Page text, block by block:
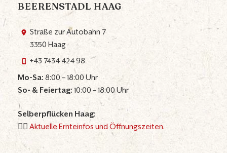
BEERENSTADL HAAG
Straße zur Autobahn 7
3350 Haag
+43 7434 424 98
Mo-Sa:8:00 – 18:00 Uhr
So- & Feiertag:10:00 – 18:00 Uhr
Selberpflücken Haag:
👉🏼Aktuelle Ernteinfos und Öffnungszeiten.